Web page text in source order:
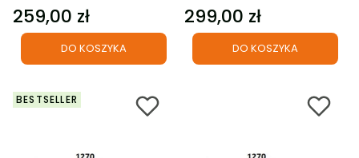
Cena
259,00 zł
DO KOSZYKA
Cena
299,00 zł
DO KOSZYKA
BESTSELLER